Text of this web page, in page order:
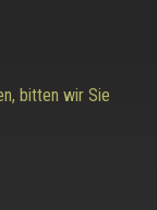
bitten wir Sie